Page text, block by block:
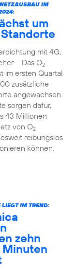
IM
um
mit 4G,
– Das O2
im ersten Quartal
zusätzliche
angewachsen.
sorgen dafür,
43 Millionen
von O2
reibungslos
können.
IM TREND:
zehn